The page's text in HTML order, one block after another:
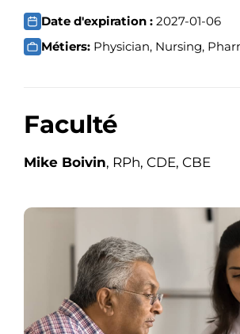
Date d'expiration : 2027-01-06
Métiers: Physician, Nursing,
Faculté
Mike Boivin, RPh, CDE, CBE